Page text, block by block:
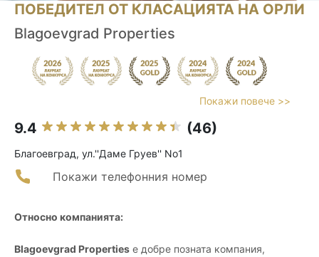
ПОБЕДИТЕЛ ОТ КЛАСАЦИЯТА НА ОРЛИ
Blagoevgrad Properties
Покажи повече >>
9.4 (46)
Благоевград, ул.''Даме Груев'' No1
Покажи телефонния номер
Относно компанията:
Blagoevgrad Properties е добре позната компания,